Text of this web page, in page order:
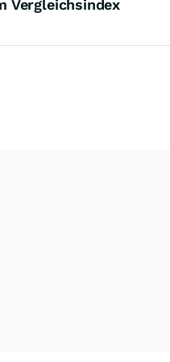
Vergleichsindex